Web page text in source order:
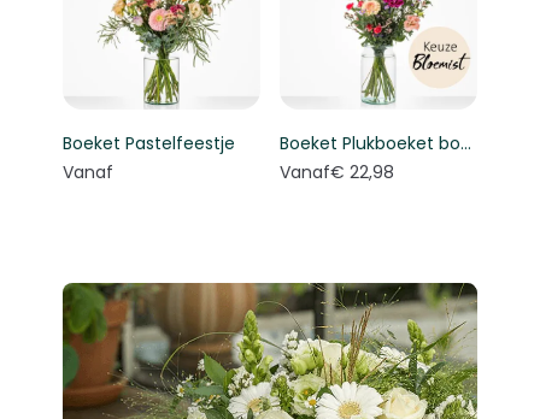
Boeket Pastelfeestje
Vanaf
Boeket Plukboeket bont - Keuze bloemist
Vanaf€ 22,98